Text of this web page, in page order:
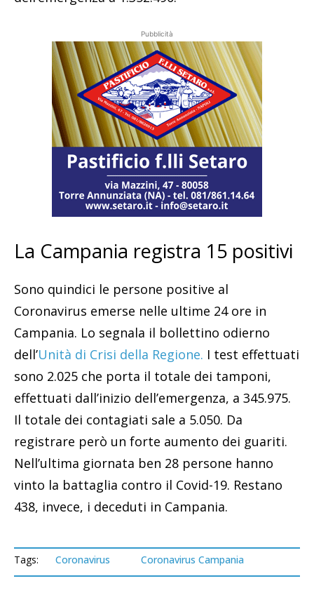
Pubblicità
La Campania registra 15 positivi
Sono quindici le persone positive al
Coronavirus emerse nelle ultime 24 ore in
Campania. Lo segnala il bollettino odierno
dell’Unità di Crisi della Regione. I test effettuati
sono 2.025 che porta il totale dei tamponi,
effettuati dall’inizio dell’emergenza, a 345.975.
Il totale dei contagiati sale a 5.050. Da
registrare però un forte aumento dei guariti.
Nell’ultima giornata ben 28 persone hanno
vinto la battaglia contro il Covid-19. Restano
438, invece, i deceduti in Campania.
Tags: Coronavirus Coronavirus Campania